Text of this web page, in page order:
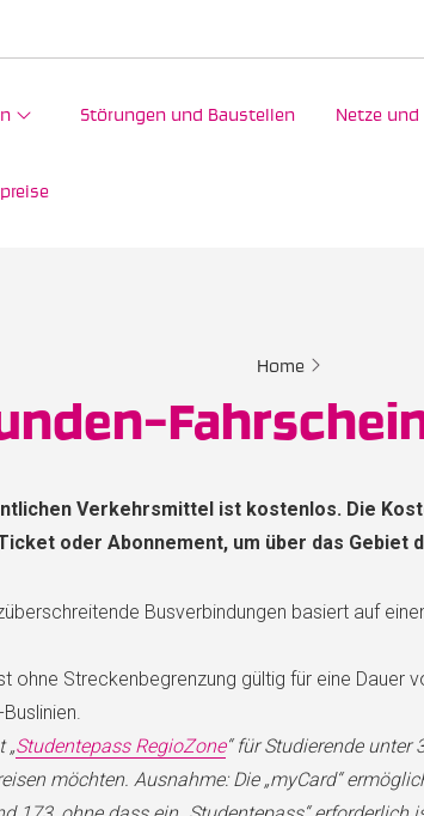
Störungen und Baustellen Netze und
Home
Verkehrsmittel ist kostenlos. Die
oder Abonnement, um über das Gebiet
Busverbindungen basiert auf
ohne Streckenbegrenzung gültig für eine Dauer
„Studentepass RegioZone“ für Studierende unter
möchten. Ausnahme: Die „myCard“